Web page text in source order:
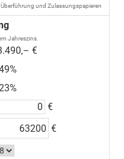
und Zulassungspapieren
Jahreszins.
€
€
€